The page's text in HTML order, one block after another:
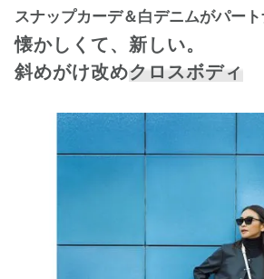
スナップカーデ＆白デニムがパー
懐かしくて、新しい。
斜めがけ改めクロスボディ